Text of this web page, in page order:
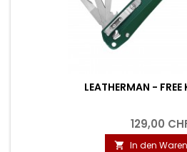
LEATHERMAN -
129,00
 In den